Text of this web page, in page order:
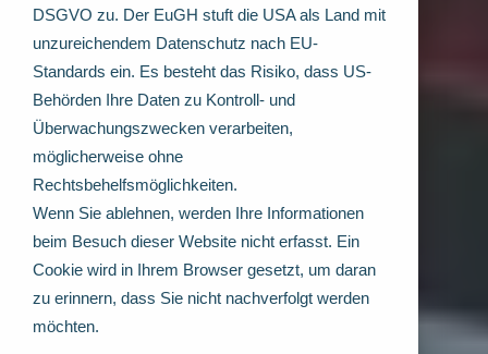
DSGVO zu. Der EuGH stuft die USA als Land mit
unzureichendem Datenschutz nach EU-
Standards ein. Es besteht das Risiko, dass US-
Behörden Ihre Daten zu Kontroll- und
Überwachungszwecken verarbeiten,
möglicherweise ohne
Rechtsbehelfsmöglichkeiten.
Wenn Sie ablehnen, werden Ihre Informationen
beim Besuch dieser Website nicht erfasst. Ein
Cookie wird in Ihrem Browser gesetzt, um daran
zu erinnern, dass Sie nicht nachverfolgt werden
möchten.